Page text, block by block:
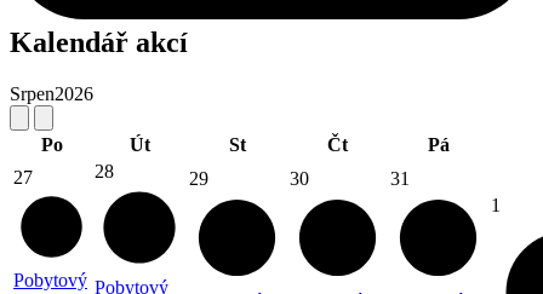
Kalendář akcí
Srpen2026
Po Út St Čt
Pá
27
Pobytový
28
Pobytový
29 30 31
1